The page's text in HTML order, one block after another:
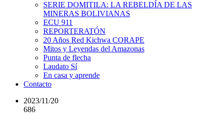
SERIE DOMITILA: LA REBELDÍA DE LAS
MINERAS BOLIVIANAS
ECU 911
REPORTERATÓN
20 Años Red Kichwa CORAPE
Mitos y Leyendas del Amazonas
Punta de flecha
Laudato Sí
En casa y aprende
Contacto
2023/11/20
686